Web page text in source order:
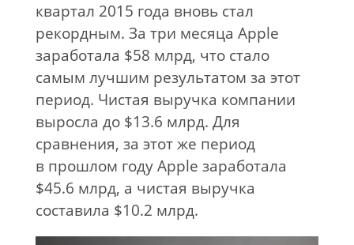
квартал 2015 года вновь стал
рекордным. За три месяца Apple
заработала $58 млрд, что стало
самым лучшим результатом за этот
период. Чистая выручка компании
выросла до $13.6 млрд. Для
сравнения, за этот же период
в прошлом году Apple заработала
$45.6 млрд, а чистая выручка
составила $10.2 млрд.